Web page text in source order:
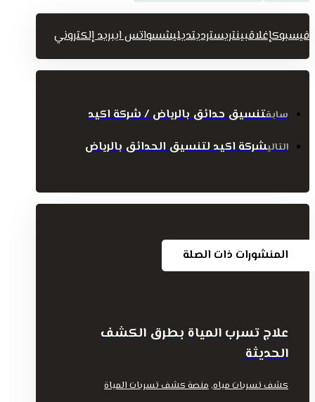
فيسبوكإغلاقبينتريسترديتديليشسواتس اببريد إلكتروني
سابقتنسيق حدائق بالرياض / شركة اكيد
التاليشركة اكيد لتنسيق الحدائق بالرياض
المنشورات ذات الصلة
علاج تسرب المياة بطرق الكشف
الحديثة
كشف تسربات مياه,منصة كشف تسربات المياة